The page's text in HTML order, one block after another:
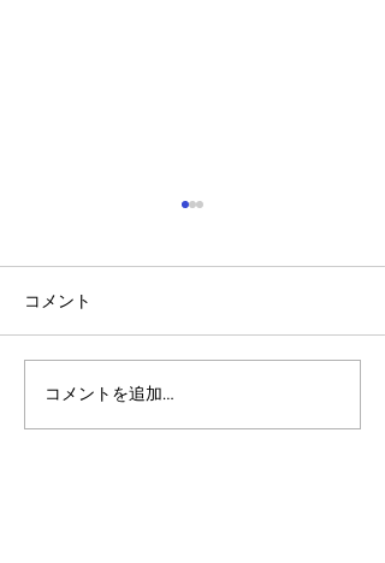
「脳」を持ったブロック
チェーン。アルゴランド
コメント
コメントを追加…